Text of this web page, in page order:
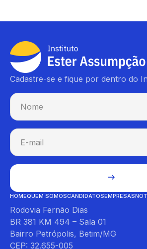
Cadastre-se e fique por dentro do
HOMEQUEM SOMOSCANDIDATOSEMPRESAS
Rodovia Fernão Dias
BR 381 KM 494 – Sala 01
Bairro Petrópolis, Betim/MG
CEP: 32.655-005